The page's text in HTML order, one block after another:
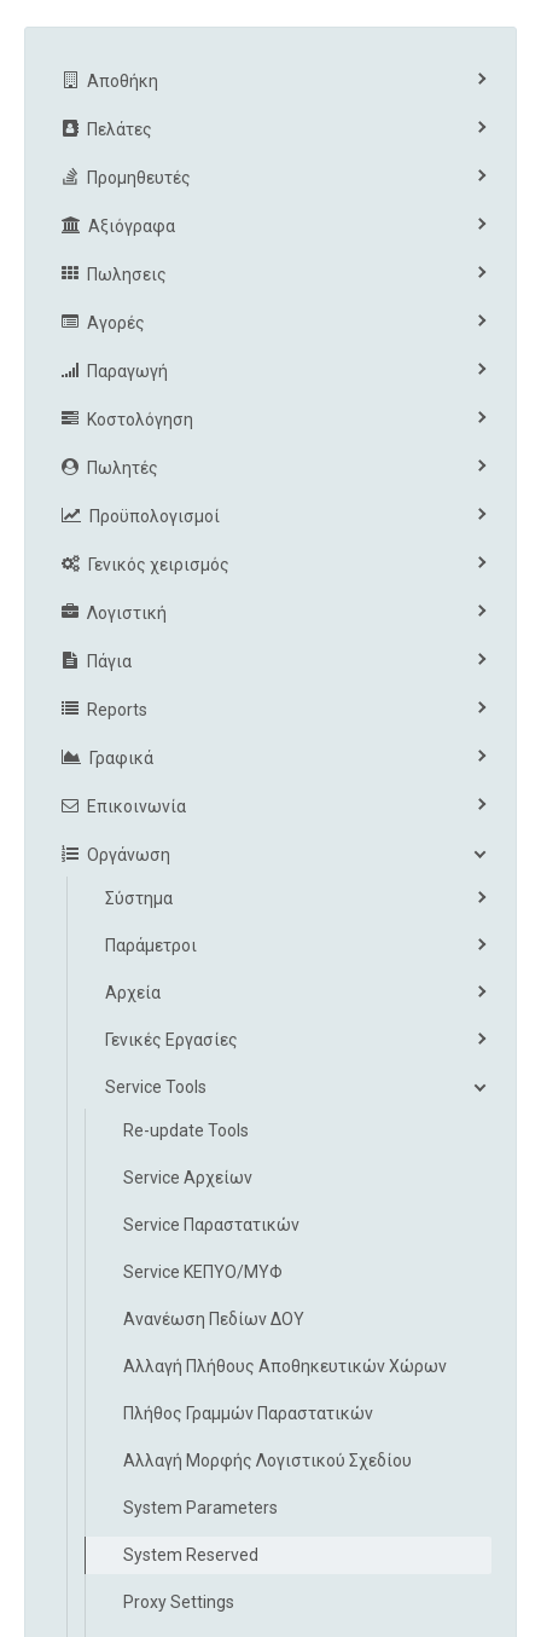
Αποθήκη
Πελάτες
Προμηθευτές
Αξιόγραφα
Πωλησεις
Αγορές
Παραγωγή
Κοστολόγηση
Πωλητές
Προϋπολογισμοί
Γενικός χειρισμός
Λογιστική
Πάγια
Reports
Γραφικά
Επικοινωνία
Οργάνωση
Σύστημα
Παράμετροι
Αρχεία
Γενικές Εργασίες
Service Tools
Re-update Tools
Service Αρχείων
Service Παραστατικών
Service ΚΕΠΥΟ/ΜΥΦ
Ανανέωση Πεδίων ΔΟΥ
Αλλαγή Πλήθους Αποθηκευτικών Χώρων
Πλήθος Γραμμών Παραστατικών
Αλλαγή Μορφής Λογιστικού Σχεδίου
System Parameters
System Reserved
Proxy Settings